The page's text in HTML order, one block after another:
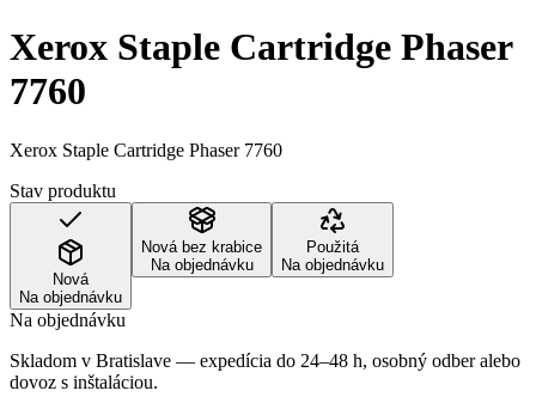
Xerox Staple Cartridge Phaser
7760
Xerox Staple Cartridge Phaser 7760
Stav produktu
Nová
Na objednávku
Nová bez krabice
Na objednávku
Použitá
Na objednávku
Na objednávku
Skladom v Bratislave — expedícia do 24–48 h, osobný odber alebo
dovoz s inštaláciou.